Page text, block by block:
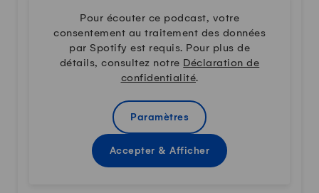
Pour écouter ce podcast, votre
consentement au traitement des données
par Spotify est requis. Pour plus de
détails, consultez notre Déclaration de
confidentialité.
Paramètres
Accepter & Afficher